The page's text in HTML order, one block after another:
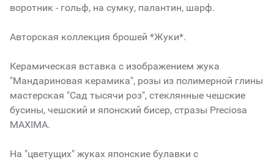
воротник - гольф, на сумку, палантин, шарф.
Авторская коллекция брошей *Жуки*.
Керамическая вставка с изображением жука
"Мандариновая керамика", розы из полимерной глины
мастерская "Сад тысячи роз", стеклянные чешские
бусины, чешский и японский бисер, стразы Preciosa
MAXIMA.
На "цветущих" жуках японские булавки с